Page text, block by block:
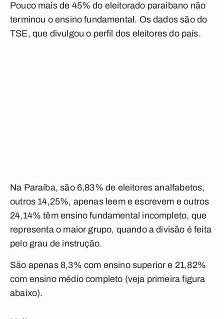
Pouco mais de 45% do eleitorado paraibano não
terminou o ensino fundamental. Os dados são do
TSE, que divulgou o perfil dos eleitores do país.
Na Paraíba, são 6,83% de eleitores analfabetos,
outros 14,25%, apenas leem e escrevem e outros
24,14% têm ensino fundamental incompleto, que
representa o maior grupo, quando a divisão é feita
pelo grau de instrução.
São apenas8,3% com ensino superior e 21,82%
com ensino médio completo (veja primeira figura
abaixo).